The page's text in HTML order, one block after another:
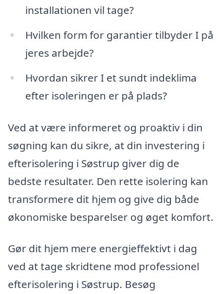
installationen vil tage?
Hvilken form for garantier tilbyder I på
jeres arbejde?
Hvordan sikrer I et sundt indeklima
efter isoleringen er på plads?
Ved at være informeret og proaktiv i din
søgning kan du sikre, at din investering i
efterisolering i Søstrup giver dig de
bedste resultater. Den rette isolering kan
transformere dit hjem og give dig både
økonomiske besparelser og øget komfort.
Gør dit hjem mere energieffektivt i dag
ved at tage skridtene mod professionel
efterisolering i Søstrup. Besøg